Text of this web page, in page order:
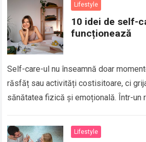
Lifestyle
10 idei de self-
funcționează
Self-care-ul nu înseamnă doar
răsfăț sau activități costisitoare, ci
sănătatea fizică și emoțională. Într-un
Lifestyle